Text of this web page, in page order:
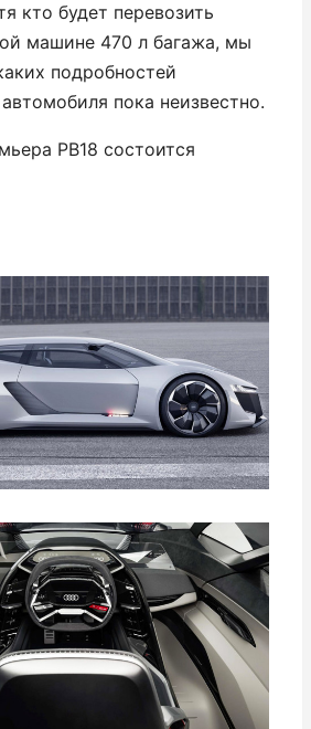
кто будет перевозить
машине 470 л багажа, мы
подробностей
пока неизвестно.
PB18 состоится